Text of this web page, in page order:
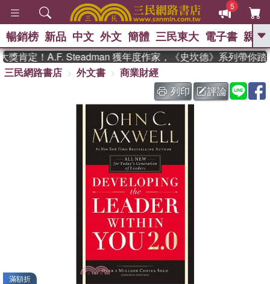
5
GO
熱搜： 東野圭吾
、 如果歷史是一群喵 、 暑期
國際布克獎 臺灣漫遊錄 、 方
念華 、 台灣的李登輝時代
孩：黎曼猜想 、
暢銷榜 新品 中文 外文 簡體 三民東大 電子書 親子
肯定！A.F. Steadman 獲年度作家，《史坎德》系列帶你踏
三民網路書店
外文書
商業財經
列印
評論
滿額折